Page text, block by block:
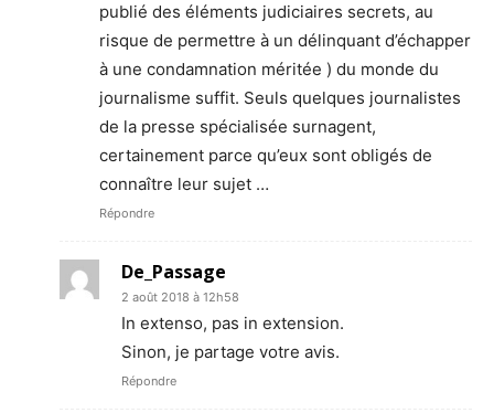
publié des éléments judiciaires secrets, au
risque de permettre à un délinquant d’échapper
à une condamnation méritée ) du monde du
journalisme suffit. Seuls quelques journalistes
de la presse spécialisée surnagent,
certainement parce qu’eux sont obligés de
connaître leur sujet …
Répondre
De_Passage
2 août 2018 à 12h58
In extenso, pas in extension.
Sinon, je partage votre avis.
Répondre